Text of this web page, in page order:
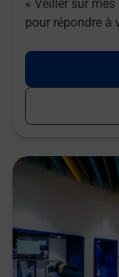
« Veiller sur
pour répondre à